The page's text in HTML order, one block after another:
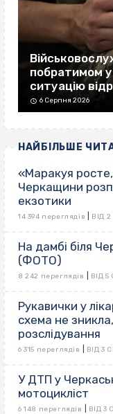
побратимом
ситуацію
6 Серпня 2026
НАЙБІЛЬШЕ
«Маракуя росте,
Черкащини
екзотики
14 394 переглядів ВІД
На дамбі біля
(ФОТО)
8 242 переглядів ВІД
Рукавички у
схема не
розслідування
6 315 переглядів ВІД 3
У ДТП у
мотоцикліст
6 148 переглядів ВІД 3